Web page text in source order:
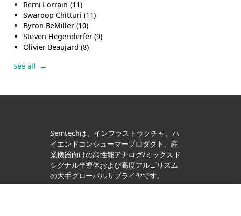
Remi Lorrain(11)
Swaroop Chitturi(11)
Byron BeMiller(10)
Steven Hegenderfer(9)
Olivier Beaujard(8)
See all
Semtechは、インフラストラクチャ、ハ
イエンドコンシューマープロダクト、産
業機器向けの高性能アナログ/ミックスド
シグナル半導体および高度アルゴリズム
の大手グローバルサプライヤです。